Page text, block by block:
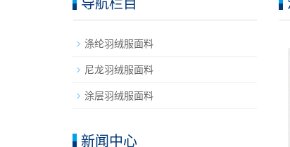
导航栏目
涤纶羽绒服面料
尼龙羽绒服面料
涂层羽绒服面料
新闻中心